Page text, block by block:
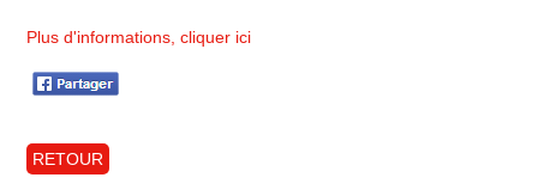
Plus d'informations, cliquer ici
RETOUR